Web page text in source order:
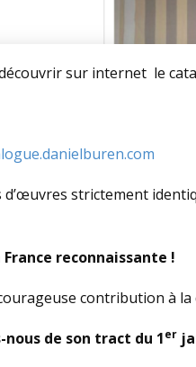
découvrir sur internet le
d’œuvres strictement
France reconnaissante !
contribution à la
nous de son tract du 1er